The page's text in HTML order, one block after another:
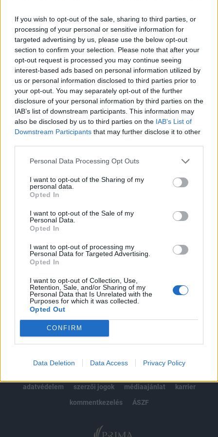
If you wish to opt-out of the sale, sharing to third parties, or
processing of your personal or sensitive information for
targeted advertising by us, please use the below opt-out
section to confirm your selection. Please note that after your
opt-out request is processed you may continue seeing
interest-based ads based on personal information utilized by
us or personal information disclosed to third parties prior to
your opt-out. You may separately opt-out of the further
disclosure of your personal information by third parties on the
IAB’s list of downstream participants. This information may
also be disclosed by us to third parties on the IAB’s List of
Downstream Participants that may further disclose it to other
Personal Data Processing Opt Outs
I want to opt-out of the Sharing of my
personal data.
Opted In
I want to opt-out of the Sale of my
Personal Data.
Opted In
I want to opt-out of processing my
Personal Data for Targeted Advertising.
Opted In
I want to opt-out of Collection, Use,
Retention, Sale, and/or Sharing of my
Personal Data that Is Unrelated with the
Purposes for which it was collected.
Opted Out
CONFIRM
Data Deletion Data Access Privacy Policy
megjegyezte, hogy Giorgia Meloni kormányfő hamarosan
hivatalos bejelentést tesz erről. Ez egy politikai döntés, amit
meghoztunk. Közvetlen válasz az Egyesült Államok jogos
felhívására. Amikor azt mondják, hogy nem lehetnek
egyedül felelősek Európa biztonságáért, igazuk van –
mondta Tajani. Tajani a lépést nemcsak a NATO-
kötelezettségekre...
KEDVES OLVASÓNK!
regisztrációhoz kötött.
Az előfizetés a következőket tartalmazza:
Portfolio.hu teljes cikkarchívum
kötéslistái
Előfizetés
MÁR ELŐFIZETŐNK VAGY?BEJELENTKEZÉS
adatvédelem
szerzői jogok médiaajánlat
karrier
kommentkezelés
ÁSZF